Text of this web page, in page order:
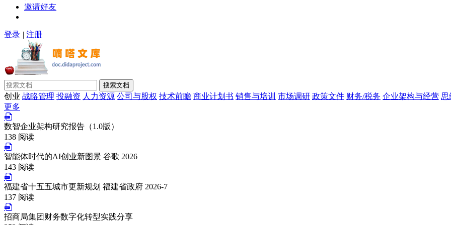
邀请好友
登录 | 注册
搜索文档
创业 战略管理 投融资 人力资源 公司与股权 技术前瞻 商业计划书 销售与培训 市场调研 政策文件 财务/税务 企业架构与经营 思
更多
数智企业架构研究报告（1.0版）
138 阅读
智能体时代的AI创业新图景 谷歌 2026
143 阅读
福建省十五五城市更新规划 福建省政府 2026-7
137 阅读
招商局集团财务数字化转型实践分享